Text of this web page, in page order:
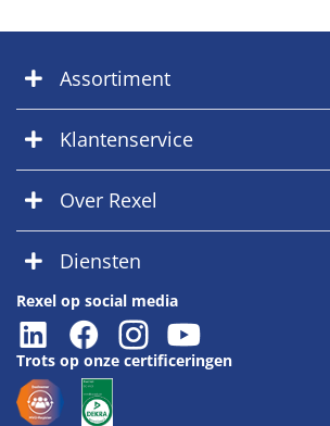
Assortiment
Klantenservice
Over Rexel
Diensten
Rexel op social media
Trots op onze certificeringen